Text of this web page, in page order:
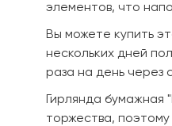
элементов, что
Вы можете купить
нескольких дней
раза на день через
Гирлянда
торжества,